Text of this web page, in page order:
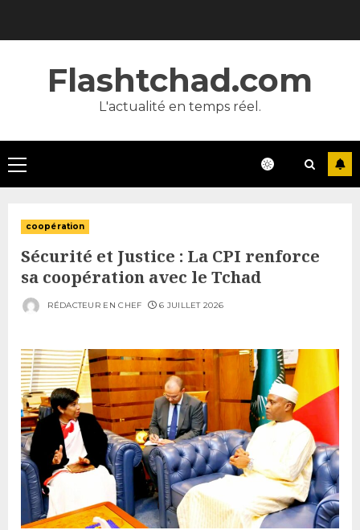
Flashtchad.com
L'actualité en temps réel.
Primary
Menu
coopération
Sécurité et Justice : La CPI renforce
sa coopération avec le Tchad
RÉDACTEUR EN CHEF 6 JUILLET 2026